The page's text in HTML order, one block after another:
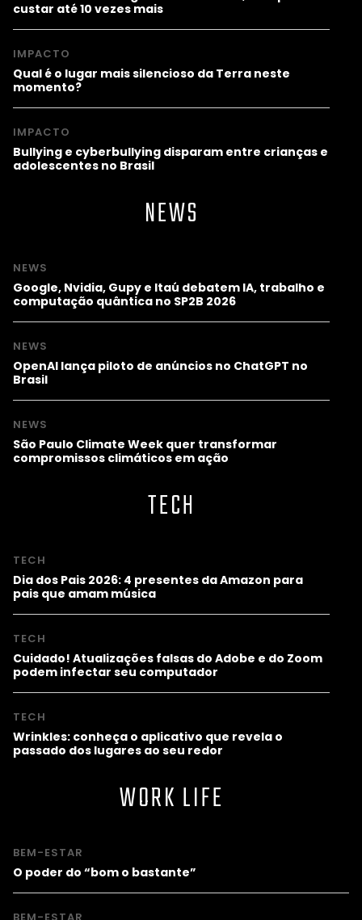
custar até 10 vezes mais
IMPACTO
Qual é o lugar mais silencioso da Terra neste
momento?
IMPACTO
Bullying e cyberbullying disparam entre crianças e
adolescentes no Brasil
NEWS
NEWS
Google, Nvidia, Gupy e Itaú debatem IA, trabalho e
computação quântica no SP2B 2026
NEWS
OpenAI lança piloto de anúncios no ChatGPT no
Brasil
NEWS
São Paulo Climate Week quer transformar
compromissos climáticos em ação
TECH
TECH
Dia dos Pais 2026: 4 presentes da Amazon para
pais que amam música
TECH
Cuidado! Atualizações falsas do Adobe e do Zoom
podem infectar seu computador
TECH
Wrinkles: conheça o aplicativo que revela o
passado dos lugares ao seu redor
WORK LIFE
BEM-ESTAR
O poder do “bom o bastante”